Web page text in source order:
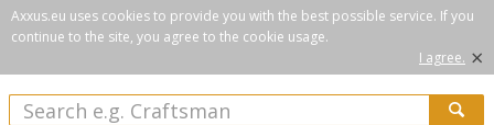
Axxus.eu uses cookies to provide you with the best possible service. If you
continue to the site, you agree to the cookie usage.
I agree. ×